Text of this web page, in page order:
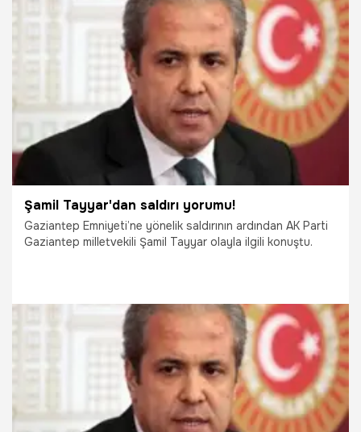
29.09.2021 Gündem
Şamil Tayyar'dan saldırı yorumu!
Gaziantep Emniyeti’ne yönelik saldırının ardından AK Parti
Gaziantep milletvekili Şamil Tayyar olayla ilgili konuştu.
29.09.2021 Gündem